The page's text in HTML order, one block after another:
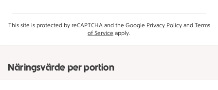
This site is protected by reCAPTCHA and the Google Privacy Policyand Terms
of Service apply.
Näringsvärde per portion